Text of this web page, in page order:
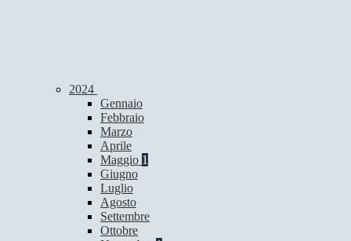
2024
Gennaio
Febbraio
Marzo
Aprile
Maggio 1
Giugno
Luglio
Agosto
Settembre
Ottobre